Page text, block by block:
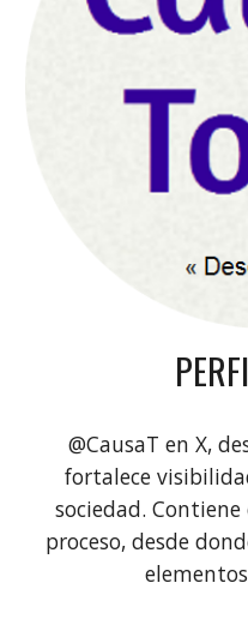
@CausaT en X,
fortalece
sociedad.
proceso, desde